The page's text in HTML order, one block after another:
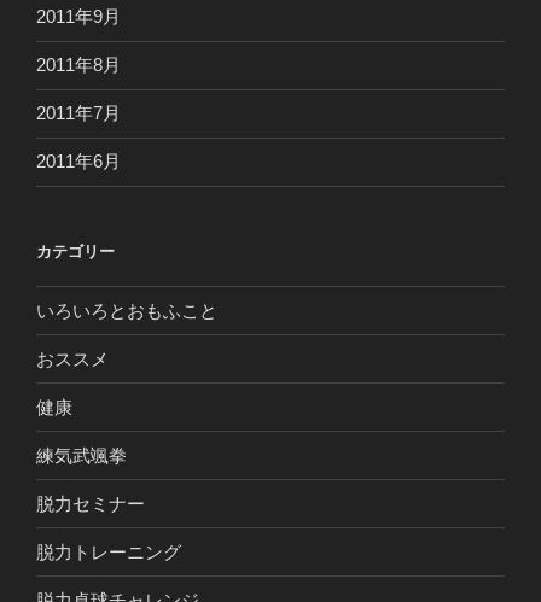
2011年9月
2011年8月
2011年7月
2011年6月
カテゴリー
いろいろとおもふこと
おススメ
健康
練気武颯拳
脱力セミナー
脱力トレーニング